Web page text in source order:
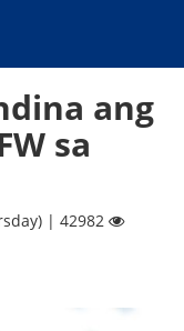
ang
sa
| 42982